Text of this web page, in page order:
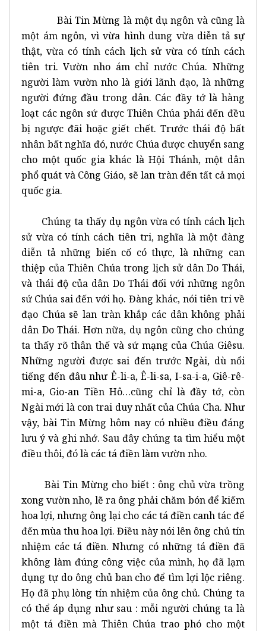
Bài Tin Mừng là một dụ ngôn và cũng là
một ám ngôn, vì vừa hình dung vừa diễn tả sự
thật, vừa có tính cách lịch sử vừa có tính cách
tiên tri. Vườn nho ám chỉ nước Chúa. Những
người làm vườn nho là giới lãnh đạo, là những
người đứng đầu trong dân. Các đầy tớ là hàng
loạt các ngôn sứ được Thiên Chúa phái đến đều
bị ngược đãi hoặc giết chết. Trước thái độ bất
nhân bất nghĩa đó, nước Chúa được chuyển sang
cho một quốc gia khác là Hội Thánh, một dân
phổ quát và Công Giáo, sẽ lan tràn đến tất cả mọi
quốc gia.
Chúng ta thấy dụ ngôn vừa có tính cách lịch
sử vừa có tính cách tiên tri, nghĩa là một đàng
diễn tả những biến cố có thực, là những can
thiệp của Thiên Chúa trong lịch sử dân Do Thái,
và thái độ của dân Do Thái đối với những ngôn
sứ Chúa sai đến với họ. Đàng khác, nói tiên tri về
đạo Chúa sẽ lan tràn khắp các dân không phải
dân Do Thái. Hơn nữa, dụ ngôn cũng cho chúng
ta thấy rõ thân thế và sứ mạng của Chúa Giêsu.
Những người được sai đến trước Ngài, dù nổi
tiếng đến đâu như Ê-li-a, Ê-li-sa, I-sa-i-a, Giê-rê-
mi-a, Gio-an Tiền Hô…cũng chỉ là đầy tớ, còn
Ngài mới là con trai duy nhất của Chúa Cha. Như
vậy, bài Tin Mừng hôm nay có nhiều điều đáng
lưu ý và ghi nhớ. Sau đây chúng ta tìm hiểu một
điều thôi, đó là các tá điền làm vườn nho.
Bài Tin Mừng cho biết : ông chủ vừa trồng
xong vườn nho, lẽ ra ông phải chăm bón để kiếm
hoa lợi, nhưng ông lại cho các tá điền canh tác để
đến mùa thu hoa lợi. Điều này nói lên ông chủ tín
nhiệm các tá điền. Nhưng có những tá điền đã
không làm đúng công việc của mình, họ đã lạm
dụng tự do ông chủ ban cho để tìm lợi lộc riêng.
Họ đã phụ lòng tín nhiệm của ông chủ. Chúng ta
có thể áp dụng như sau : mỗi người chúng ta là
một tá điền mà Thiên Chúa trao phó cho một